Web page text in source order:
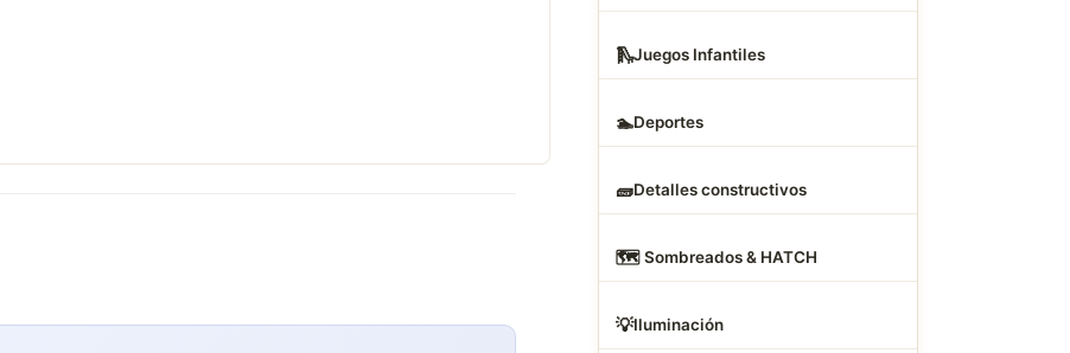
🛝Juegos Infantiles
🏊Deportes
🧱Detalles constructivos
🗺️ Sombreados & HATCH
💡Iluminación